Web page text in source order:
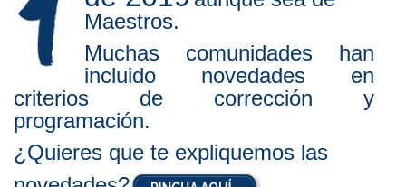
Maestros.
Muchas comunidades han
incluido novedades en
criterios de corrección y
programación.
¿Quieres que te expliquemos las